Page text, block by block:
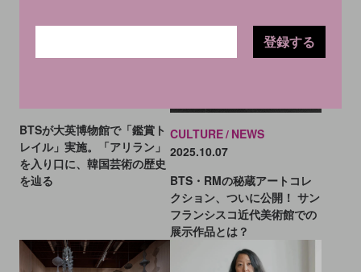
BTSが大英博物館で「鑑賞ト
レイル」実施。「アリラン」
を入り口に、韓国芸術の歴史
を辿る
CULTURE NEWS
2025.10.07
BTS・RMの秘蔵アートコレ
クション、ついに公開！ サン
フランシスコ近代美術館での
展示作品とは？
登録する